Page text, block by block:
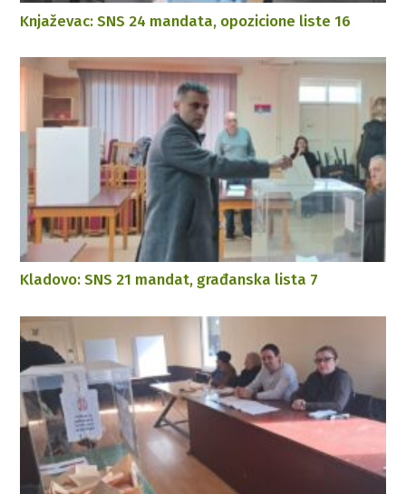
Knjaževac: SNS 24 mandata, opozicione liste 16
Kladovo: SNS 21 mandat, građanska lista 7